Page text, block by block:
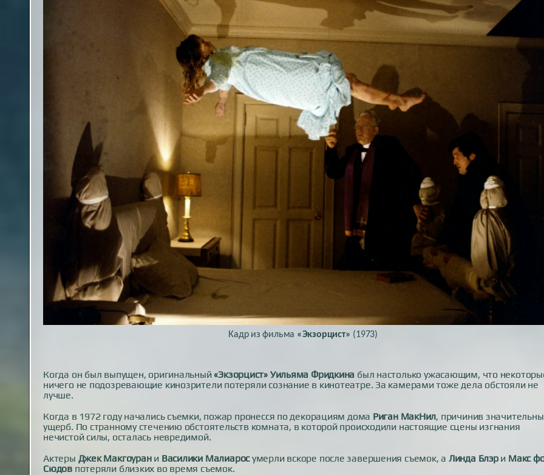
Кадр из фильма «Экзорцист» (1973)
Когда он был выпущен, оригинальный«Экзорцист» Уильяма Фридкина был настолько ужасающим, что
ничего не подозревающие кинозрители потеряли сознание в кинотеатре. За камерами тоже дела обстояли не
лучше.
Когда в 1972 году начались съемки, пожар пронесся по декорациям дома Риган МакНил, причинив
ущерб. По странному стечению обстоятельств комната, в которой происходили настоящие сцены изгнания
нечистой силы, осталась невредимой.
Актеры Джек Макгоурани Василики Малиаросумерли вскоре после завершения съемок, а Линда Блэри Макс
Сюдовпотеряли близких во время съемок.